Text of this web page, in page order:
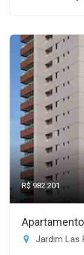
R$ 982.201
Jardim Las